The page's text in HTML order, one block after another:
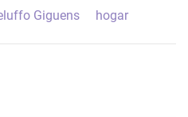
Giguens hogar